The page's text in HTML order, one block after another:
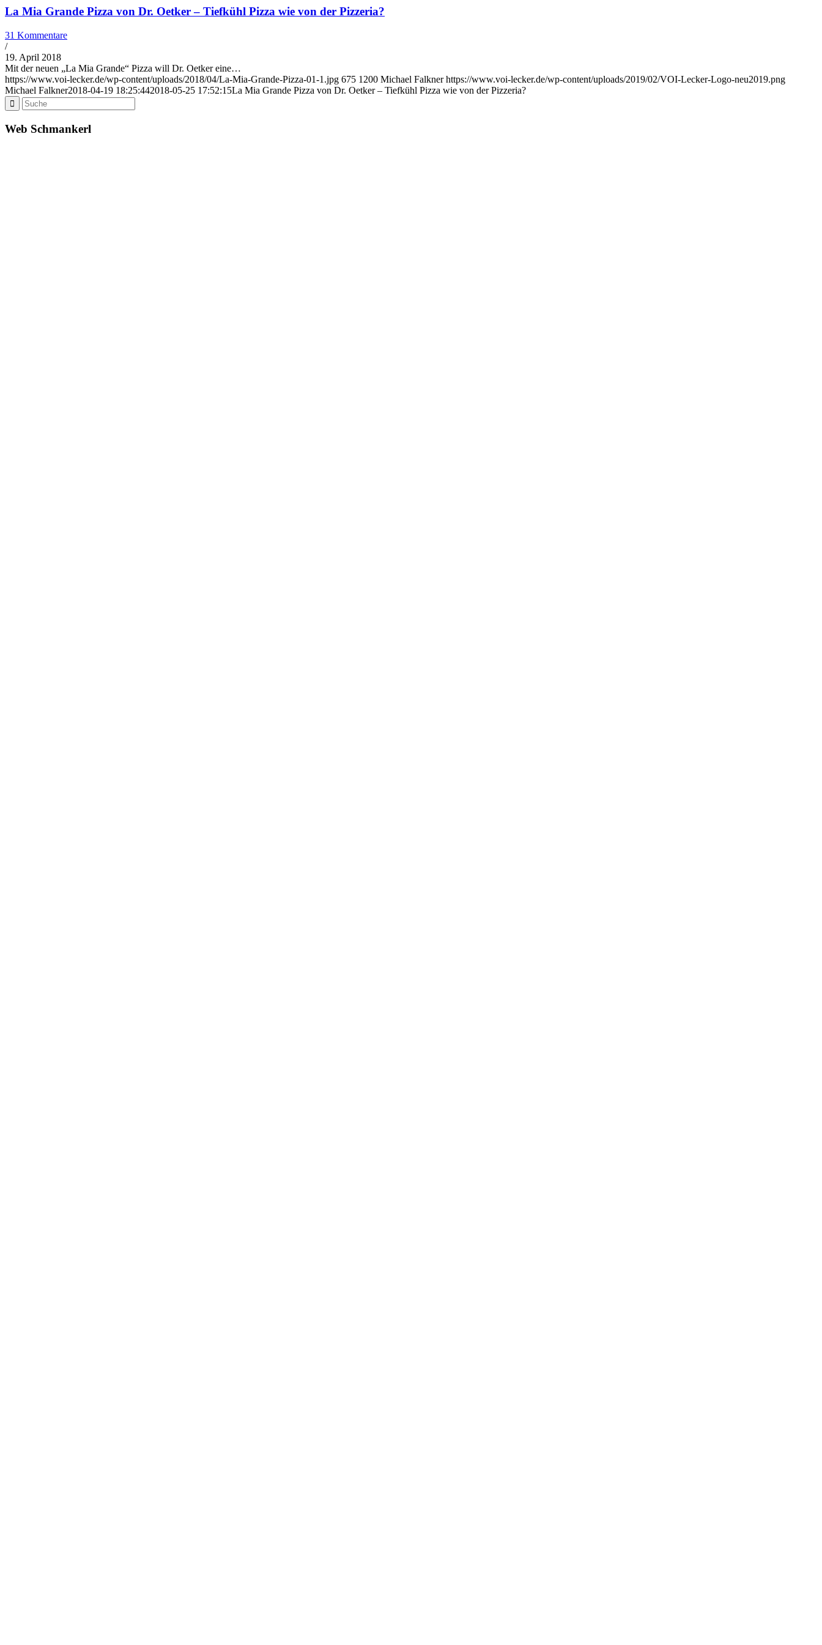
La Mia Grande Pizza von Dr. Oetker – Tiefkühl Pizza wie von der Pizzeria?
31 Kommentare
/
19. April 2018
Mit der neuen „La Mia Grande“ Pizza will Dr. Oetker eine…
https://www.voi-lecker.de/wp-content/uploads/2018/04/La-Mia-Grande-Pizza-01-1.jpg 675 1200 Michael Falkner https://www.voi-lecker.de/wp-content/uploads/2019/02/VOI-Lecker-Logo-neu2019.png
Michael Falkner2018-04-19 18:25:442018-05-25 17:52:15La Mia Grande Pizza von Dr. Oetker – Tiefkühl Pizza wie von der Pizzeria?
Web Schmankerl